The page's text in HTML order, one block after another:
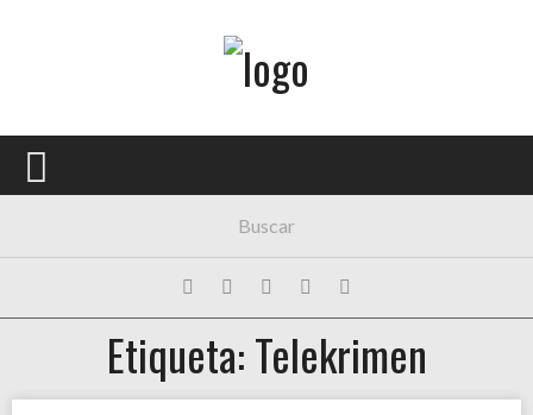
PORTADA
FESTIVALES
EXPOSICIONES
HISTORIAS
Etiqueta: Telekrimen